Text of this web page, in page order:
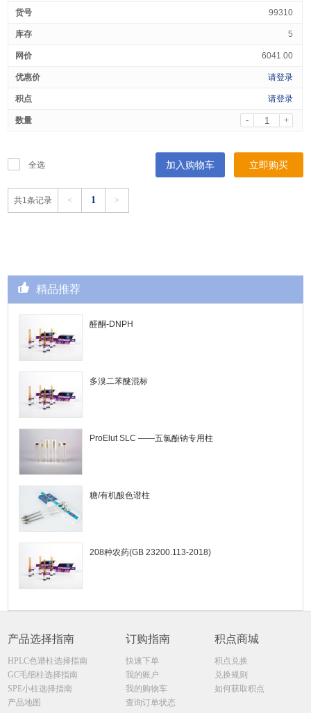
99310
5
6041.00
请登录
请登录
- +
全选 加入购物车 立即购买
共1条记录 < 1 >
精品推荐
醛酮-DNPH
多溴二苯醚混标
ProElut SLC ——五氯酚钠专用柱
糖/有机酸色谱柱
208种农药(GB 23200.113-2018)
产品选择指南
HPLC色谱柱选择指南
GC毛细柱选择指南
SPE小柱选择指南
产品地图
订购指南
快速下单
我的账户
我的购物车
查询订单状态
积点商城
积点兑换
兑换规则
如何获取积点